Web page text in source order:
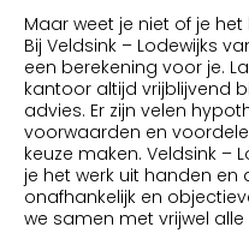
Maar weet je niet of je
Bij Veldsink – Lodewijks
een berekening voor je.
kantoor altijd vrijblijvend
advies. Er zijn velen
voorwaarden en
keuze maken. Veldsink –
je het werk uit handen en
onafhankelijk en
we samen met vrijwel alle